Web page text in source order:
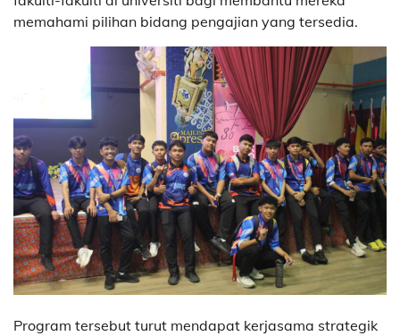
memahami pilihan bidang pengajian yang tersedia.
Program tersebut turut mendapat kerjasama strategik